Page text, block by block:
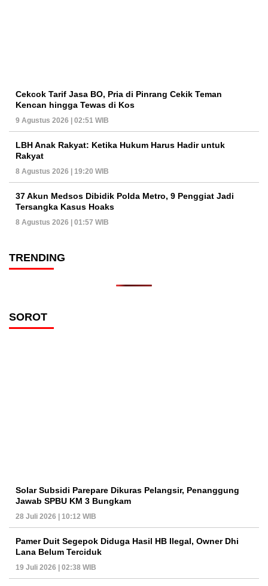
Cekcok Tarif Jasa BO, Pria di Pinrang Cekik Teman
Kencan hingga Tewas di Kos
9 Agustus 2026 | 02:51 WIB
LBH Anak Rakyat: Ketika Hukum Harus Hadir untuk
Rakyat
8 Agustus 2026 | 19:20 WIB
37 Akun Medsos Dibidik Polda Metro, 9 Penggiat Jadi
Tersangka Kasus Hoaks
8 Agustus 2026 | 01:57 WIB
TRENDING
SOROT
Solar Subsidi Parepare Dikuras Pelangsir, Penanggung
Jawab SPBU KM 3 Bungkam
28 Juli 2026 | 10:12 WIB
Pamer Duit Segepok Diduga Hasil HB Ilegal, Owner Dhi
Lana Belum Terciduk
19 Juli 2026 | 02:38 WIB